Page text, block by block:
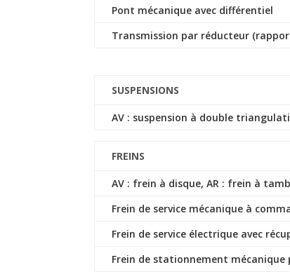
Pont mécanique avec différentiel
Transmission par réducteur
SUSPENSIONS
AV : suspension à double
FREINS
AV : frein à disque, AR : frein à
Frein de service mécanique à
Frein de service électrique avec
Frein de stationnement